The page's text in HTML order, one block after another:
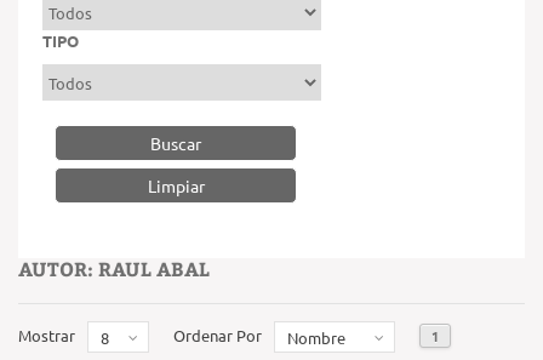
TIPO
Buscar
AUTOR: RAUL ABAL
Mostrar 8 Ordenar Por Nombre 1